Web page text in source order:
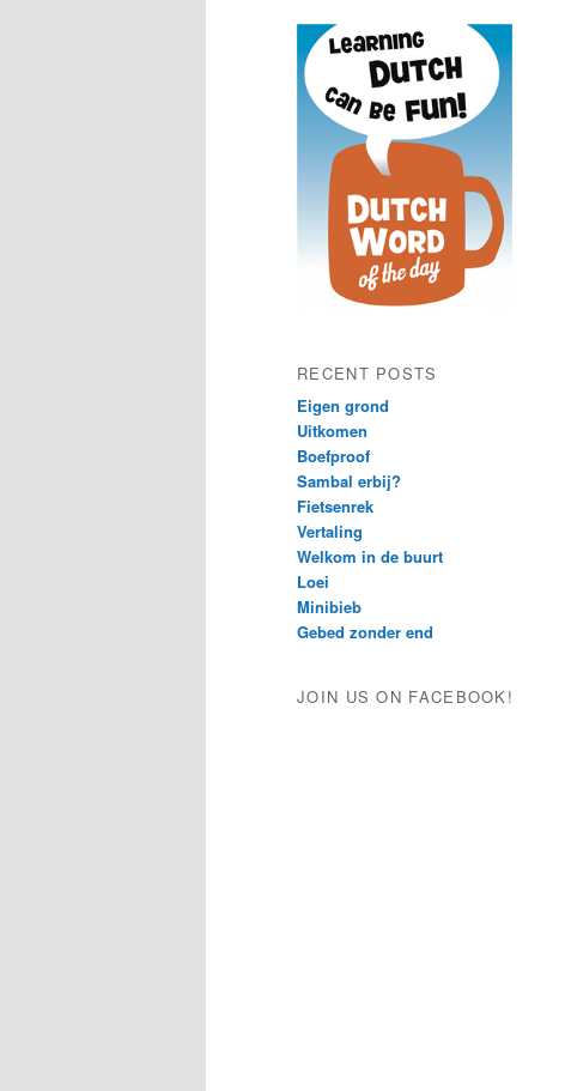
content
content
RECENT POSTS
Eigen grond
Uitkomen
Boefproof
Sambal erbij?
Fietsenrek
Vertaling
Welkom in de buurt
Loei
Minibieb
Gebed zonder end
JOIN US ON FACEBOOK!